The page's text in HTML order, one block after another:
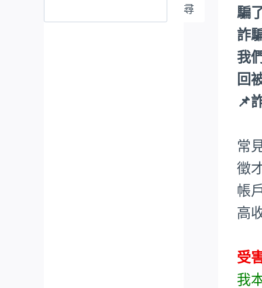
騙
詐
我
回
📌
常
徵
帳
高
受
我
尋